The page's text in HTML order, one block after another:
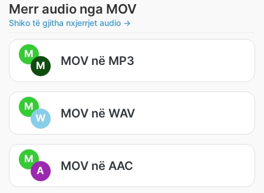
Merr audio nga MOV
Shiko të gjitha nxjerrjet audio →
M
M
MOV në MP3
M
W
MOV në WAV
M
A
MOV në AAC